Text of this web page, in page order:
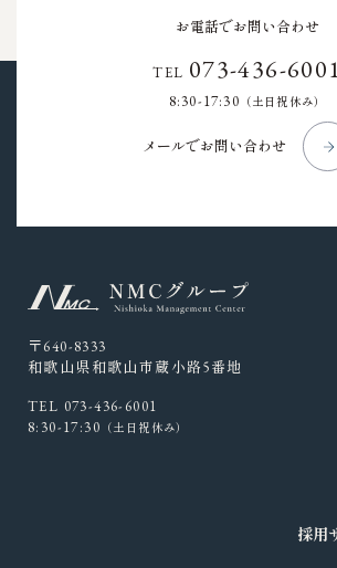
お電話でお問い合わせ
TEL 073-436-
8:30-17:30 （土日祝休み）
メールでお問い合わせ
〒640-8333
和歌山県和歌山市蔵小路5番地
TEL 073-436-6001
8:30-17:30 （土日祝休み）
採用